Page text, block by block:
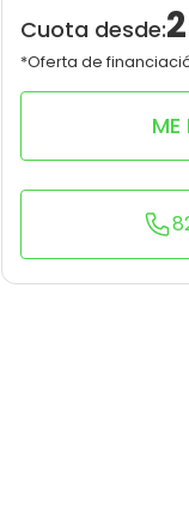
Cuota desde:
*Oferta de
ME